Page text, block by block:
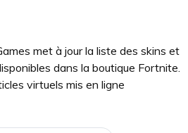
AUX
met à jour la liste des skins et
dans la boutique Fortnite.
virtuels mis en ligne